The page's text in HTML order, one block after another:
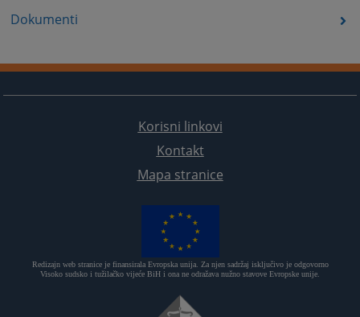
Dokumenti
Korisni linkovi
Kontakt
Mapa stranice
Redizajn web stranice je finansirala Evropska unija. Za njen sadržaj isključivo je odgovorno
Visoko sudsko i tužilačko vijeće BiH i ona ne odražava nužno stavove Evropske unije.